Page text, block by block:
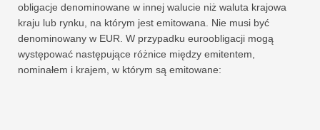
obligacje denominowane w innej walucie niż waluta krajowa
kraju lub rynku, na którym jest emitowana. Nie musi być
denominowany w EUR. W przypadku euroobligacji mogą
występować następujące różnice między emitentem,
nominałem i krajem, w którym są emitowane: